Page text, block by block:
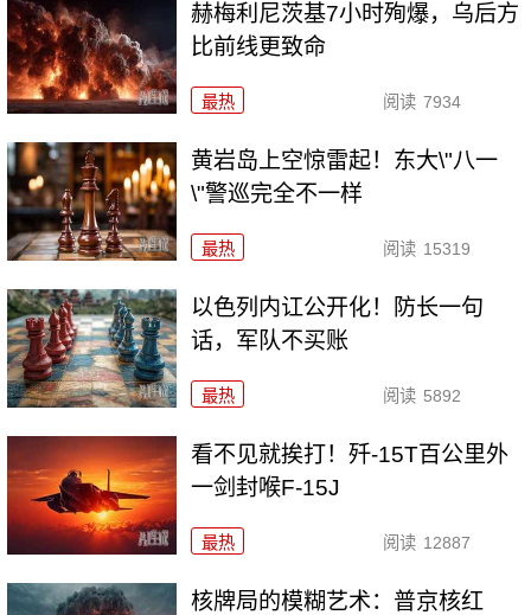
赫梅利尼茨基7小时殉爆，乌后方
比前线更致命
最热 阅读 7934
黄岩岛上空惊雷起！东大\"八一
\"警巡完全不一样
最热 阅读 15319
以色列内讧公开化！防长一句
话，军队不买账
最热 阅读 5892
看不见就挨打！歼-15T百公里外
一剑封喉F-15J
最热 阅读 12887
核牌局的模糊艺术：普京核红